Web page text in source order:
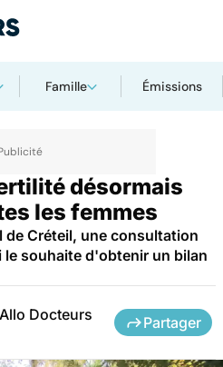
Famille Émissions
désormais
les femmes
Créteil, une consultation
le souhaite d'obtenir un bilan
Docteurs Partager